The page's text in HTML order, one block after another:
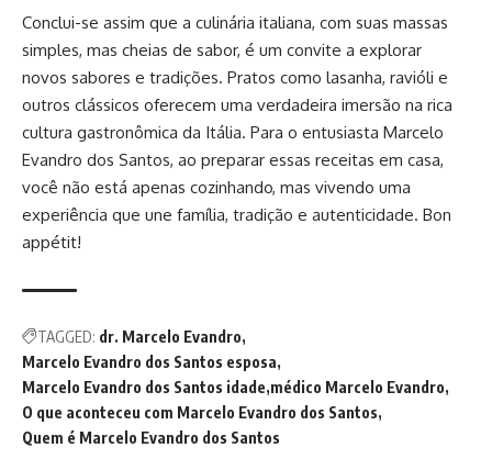
Conclui-se assim que a culinária italiana, com suas massas
simples, mas cheias de sabor, é um convite a explorar
novos sabores e tradições. Pratos como lasanha, ravióli e
outros clássicos oferecem uma verdadeira imersão na rica
cultura gastronômica da Itália. Para o entusiasta Marcelo
Evandro dos Santos, ao preparar essas receitas em casa,
você não está apenas cozinhando, mas vivendo uma
experiência que une família, tradição e autenticidade. Bon
appétit!
TAGGED: dr. Marcelo Evandro
Marcelo Evandro dos Santos esposa
Marcelo Evandro dos Santos idade médico Marcelo Evandro
O que aconteceu com Marcelo Evandro dos Santos
Quem é Marcelo Evandro dos Santos